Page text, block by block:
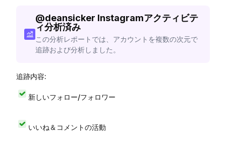
@deansicker Instagramアクティビテ
ィ分析済み
この分析レポートでは、アカウントを複数の次元で
追跡および分析しました。
追跡内容:
新しいフォロー/フォロワー
いいね＆コメントの活動